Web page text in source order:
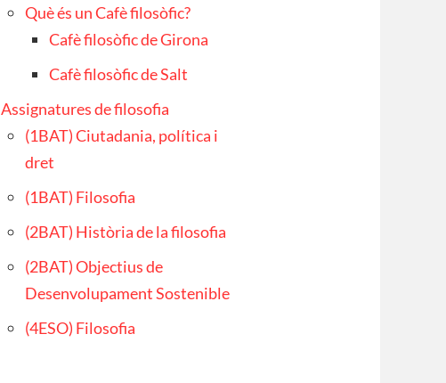
Què és un Cafè filosòfic?
Cafè filosòfic de Girona
Cafè filosòfic de Salt
Assignatures de filosofia
(1BAT) Ciutadania, política i
dret
(1BAT) Filosofia
(2BAT) Història de la filosofia
(2BAT) Objectius de
Desenvolupament Sostenible
(4ESO) Filosofia